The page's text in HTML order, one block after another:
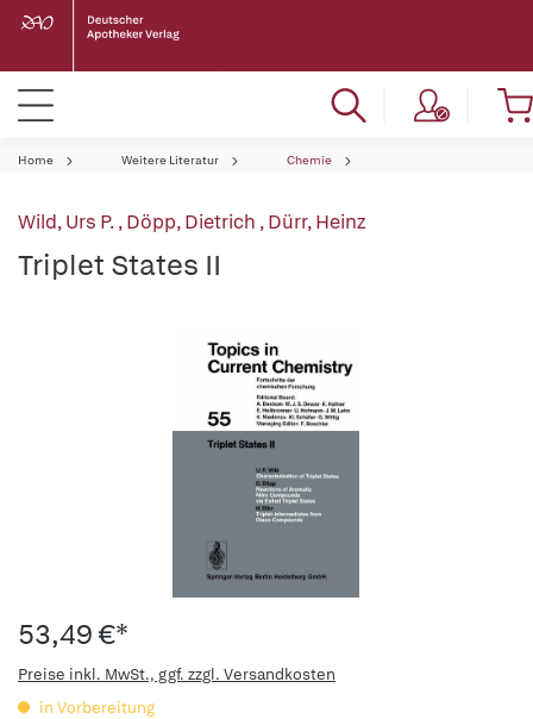
Home Weitere Literatur Chemie
Wild, Urs P.,Döpp, Dietrich ,Dürr, Heinz
Triplet States II
53,49 €*
Preise inkl. MwSt., ggf. zzgl. Versandkosten
in Vorbereitung